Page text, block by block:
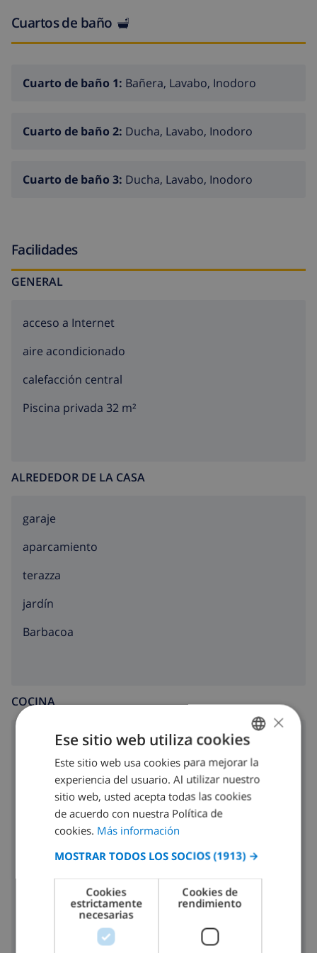
km, ofreciendo una ubicación ideal para explorar la
belleza de la Costa Blanca. OBSERVACIONES: La
de hasta 12 kg con un suplemento adicional. Disfruta
Cuartos de baño
Cuarto de baño 1: Bañera, Lavabo, Inodoro
Cuarto de baño 2: Ducha, Lavabo, Inodoro
Cuarto de baño 3: Ducha, Lavabo, Inodoro
Facilidades
GENERAL
acceso a Internet
aire acondicionado
calefacción central
Piscina privada 32 m²
ALREDEDOR DE LA CASA
garaje
aparcamiento
terazza
jardín
barbacoa
COCINA
placa de cocina con 4 hornillos
horno
microondas
nevera
tostadora
lavavajillas
SPANISH
DUTCH
FRENCH
GERMAN
CATALAN
ITALIAN
DANISH
×
Ese sitio web utiliza cookies
Este sitio web usa cookies para mejorar la
experiencia del usuario. Al utilizar nuestro
sitio web, usted acepta todas las cookies
de acuerdo con nuestra Política de
cookies. Más información
MOSTRAR TODOS LOS SOCIOS (1913) →
Cookies
estrictamente
necesarias
Cookies de
rendimiento